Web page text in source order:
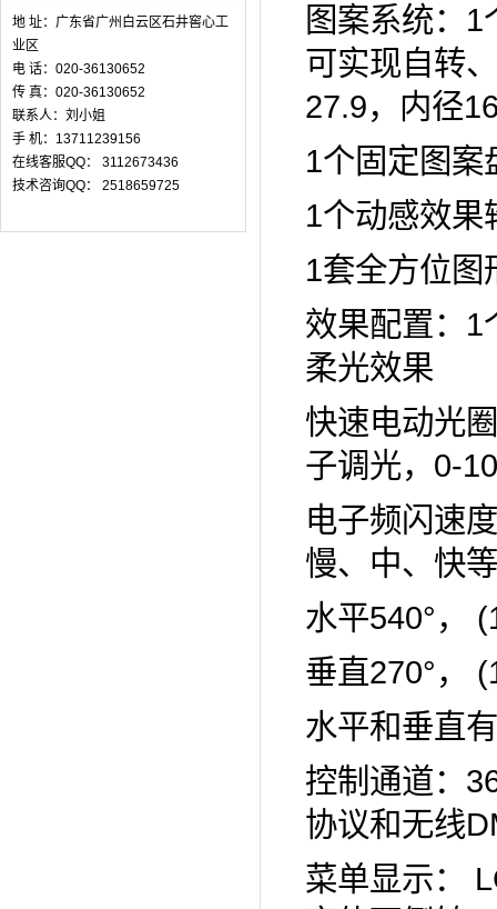
地 址：广东省广州白云区石井窖心工
业区
电 话：020-36130652
传 真： 020-36130652
联系人：刘小姐
手 机：13711239156
在线客服QQ： 3112673436
技术咨询QQ： 2518659725
图案系统：
可实现自转
27.9，内径
1个固定图案
1个动感效果
1套全方位图
效果配置：1
柔光效果
快速电动光
子调光，0-
电子频闪速
慢、中、快
水平540°，
垂直270°，
水平和垂直
控制通道：
协议和无线
菜单显示：